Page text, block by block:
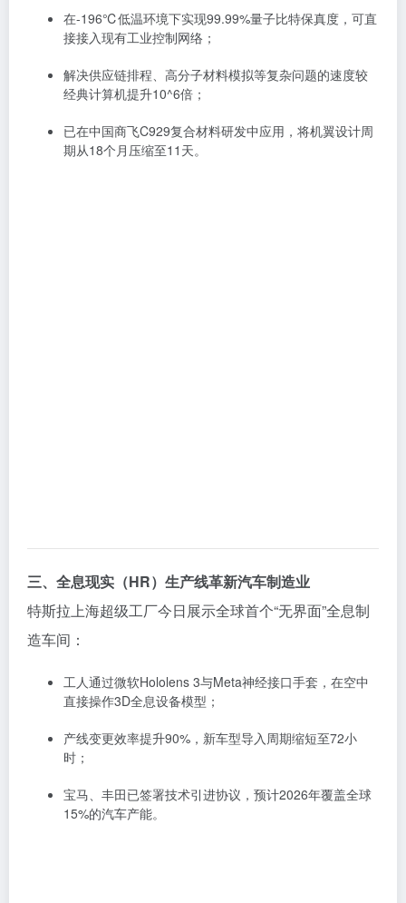
在-196℃低温环境下实现99.99%量子比特保真度，可直
接接入现有工业控制网络；
解决供应链排程、高分子材料模拟等复杂问题的速度较
经典计算机提升10^6倍；
已在中国商飞C929复合材料研发中应用，将机翼设计周
期从18个月压缩至11天。
三、全息现实（HR）生产线革新汽车制造业
特斯拉上海超级工厂今日展示全球首个“无界面”全息制
造车间：
工人通过微软Hololens 3与Meta神经接口手套，在空中
直接操作3D全息设备模型；
产线变更效率提升90%，新车型导入周期缩短至72小
时；
宝马、丰田已签署技术引进协议，预计2026年覆盖全球
15%的汽车产能。